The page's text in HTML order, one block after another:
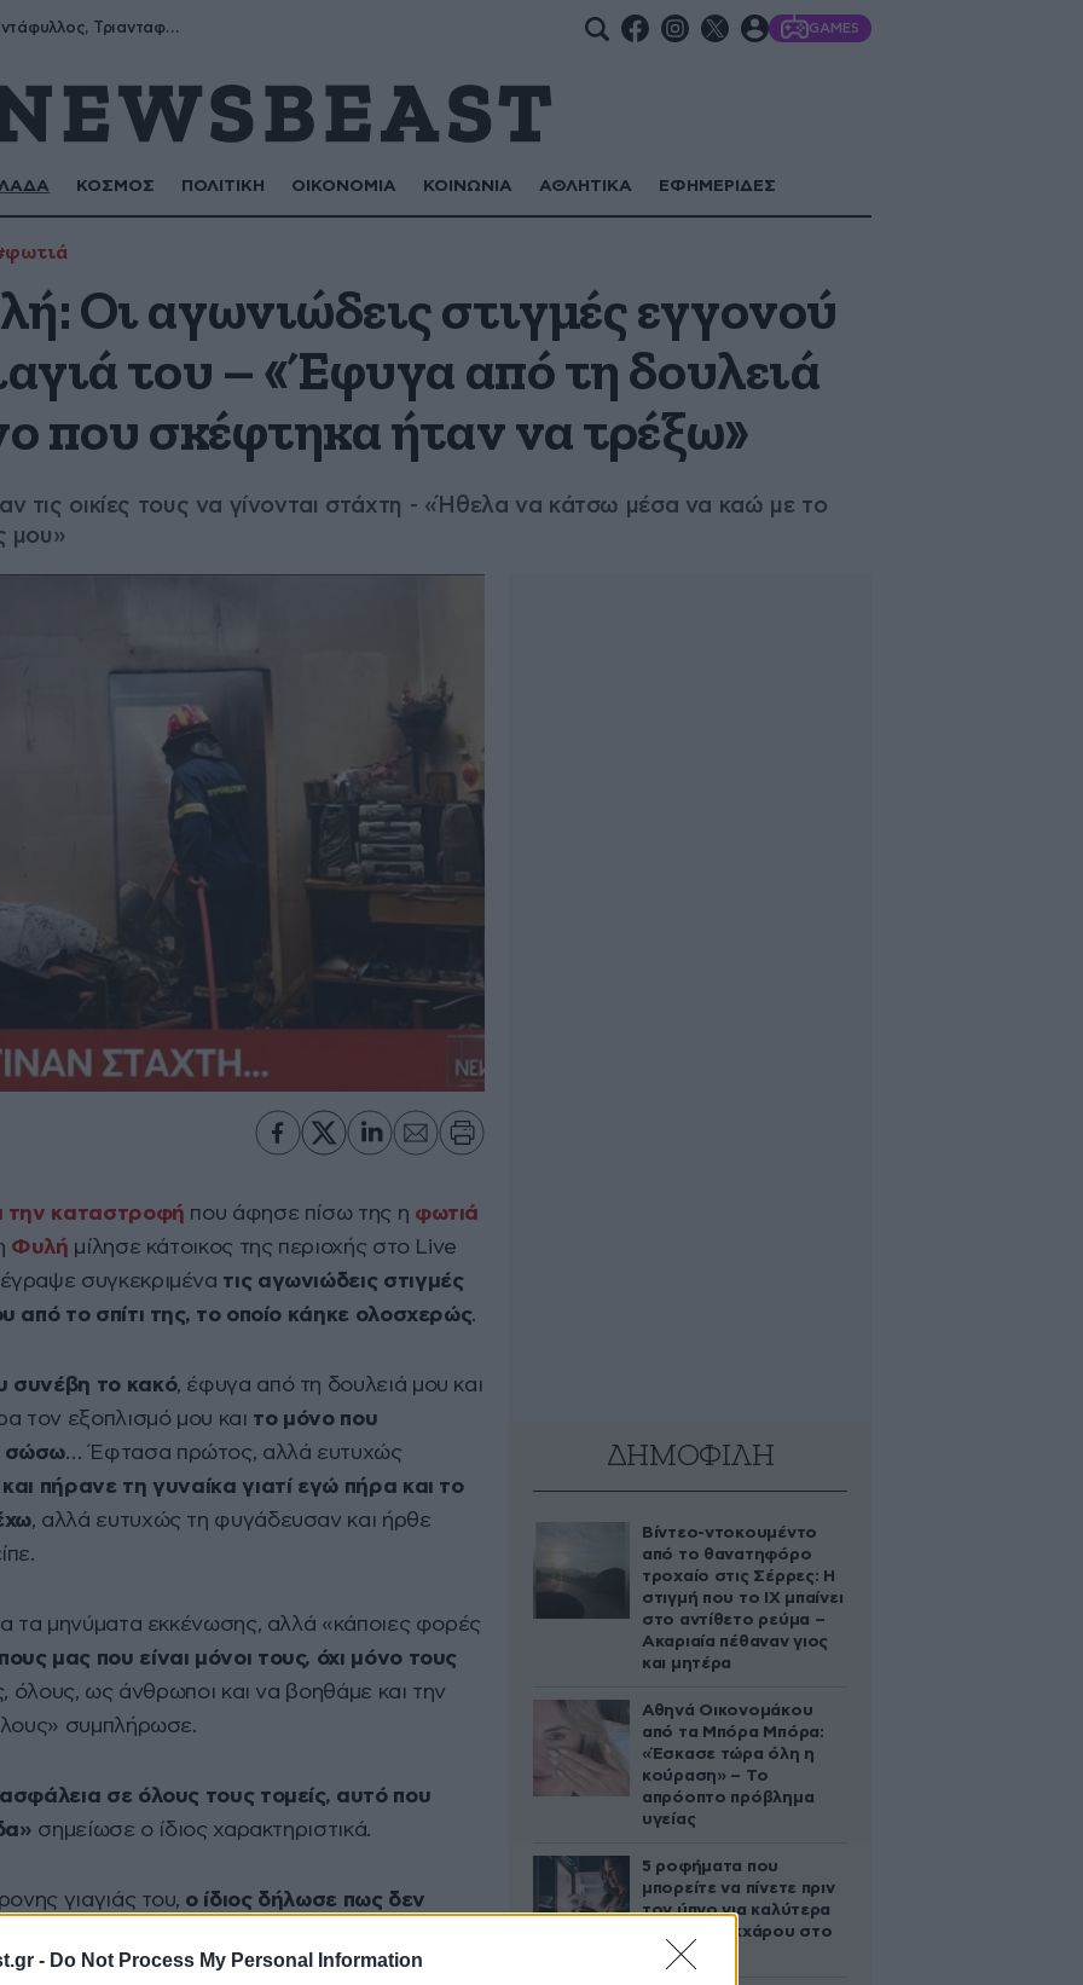
- Do Not Process My Personal Information
Μύρων, Τριαντάφυλλος, Τριανταφυλλιά, Φυλλιώ, Ρόζα GAMES
ΚΟΣΜΟΣ ΠΟΛΙΤΙΚΗ ΟΙΚΟΝΟΜΙΑ ΚΟΙΝΩΝΙΑ ΑΘΛΗΤΙΚΑ ΕΦΗΜΕΡΙΔΕΣ
Οι αγωνιώδεις στιγμές εγγονού
του – «Έφυγα από τη δουλειά
που σκέφτηκα ήταν να τρέξω»
τις οικίες τους να γίνονται στάχτη - «Ήθελα να κάτσω μέσα να καώ με το
μου»
την καταστροφή που άφησε πίσω της η φωτιά
Φυλή μίλησε κάτοικος της περιοχής στο Live
συγκεκριμένα τις αγωνιώδεις στιγμές
από το σπίτι της, το οποίο κάηκε ολοσχερώς.
συνέβη το κακό, έφυγα από τη δουλειά μου και
τον εξοπλισμό μου και το μόνο που
σώσω… Έφτασα πρώτος, αλλά ευτυχώς
πήρανε τη γυναίκα γιατί εγώ πήρα και το
, αλλά ευτυχώς τη φυγάδευσαν και ήρθε
τα μηνύματα εκκένωσης, αλλά «κάποιες φορές
μας που είναι μόνοι τους, όχι μόνο τους
όλους, ως άνθρωποι και να βοηθάμε και την
συμπλήρωσε.
σε όλους τους τομείς, αυτό που
σημείωσε ο ίδιος χαρακτηριστικά.
γιαγιάς του, ο ίδιος δήλωσε πως δεν
ΔΗΜΟΦΙΛΗ
Βίντεο-ντοκουμέντο
από το θανατηφόρο
τροχαίο στις Σέρρες: Η
στιγμή που το ΙΧ μπαίνει
στο αντίθετο ρεύμα –
Ακαριαία πέθαναν γιος
και μητέρα
Αθηνά Οικονομάκου
από τα Μπόρα Μπόρα:
«Έσκασε τώρα όλη η
κούραση» – Το
απρόοπτο πρόβλημα
υγείας
5 ροφήματα που
μπορείτε να πίνετε πριν
τον ύπνο για καλύτερα
επίπεδα σακχάρου στο
αίμα